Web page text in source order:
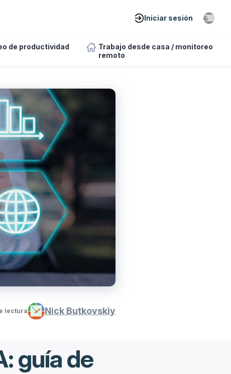
Iniciar sesión
de productividad
Trabajo desde casa / monitoreo
remoto
lectura Nick Butkovskiy
guía de